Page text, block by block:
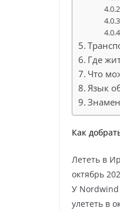
Где
Что
Язык
Как
Лететь в
октябрь
У Nordwind
улететь в